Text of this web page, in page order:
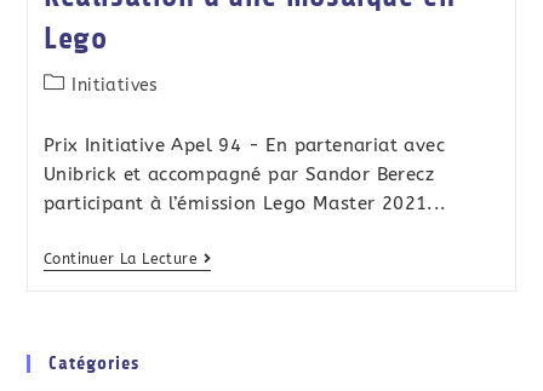
Lego
Initiatives
Prix Initiative Apel 94 - En partenariat avec
Unibrick et accompagné par Sandor Berecz
participant à l’émission Lego Master 2021...
Continuer La Lecture
Catégories